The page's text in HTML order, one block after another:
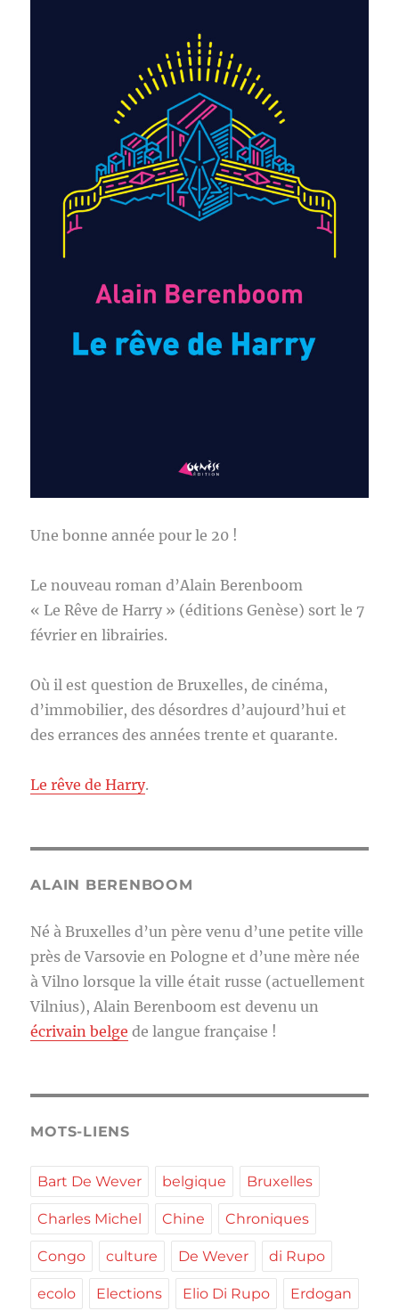
Une bonne année pour le 20 !
Le nouveau roman d’Alain Berenboom
« Le Rêve de Harry » (éditions Genèse) sort le 7
février en librairies.
Où il est question de Bruxelles, de cinéma,
d’immobilier, des désordres d’aujourd’hui et
des errances des années trente et quarante.
Le rêve de Harry.
ALAIN BERENBOOM
Né à Bruxelles d’un père venu d’une petite ville
près de Varsovie en Pologne et d’une mère née
à Vilno lorsque la ville était russe (actuellement
Vilnius), Alain Berenboom est devenu un
écrivain belge de langue française !
MOTS-LIENS
Bart De Wever belgique Bruxelles
Charles Michel Chine Chroniques
Congo culture De Wever di Rupo
ecolo Elections Elio Di Rupo Erdogan